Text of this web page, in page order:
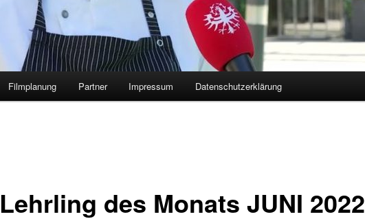
Filmplanung Partner Impressum Datenschutzerklärung
Lehrling des Monats JUNI 2022